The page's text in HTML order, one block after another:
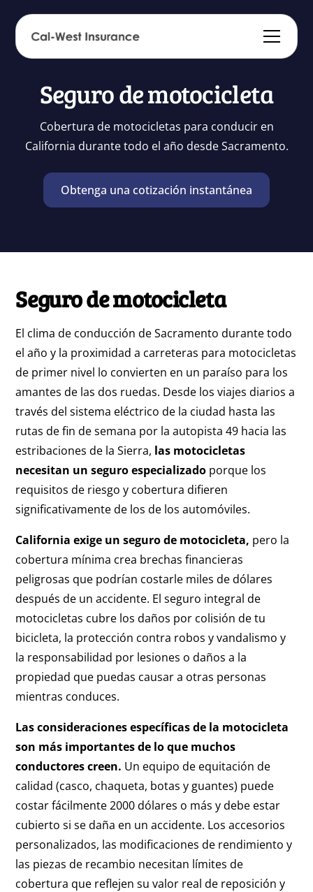
Seguro de motocicleta
Cobertura de motocicletas para conducir en
California durante todo el año desde Sacramento.
Obtenga una cotización instantánea
Seguro de motocicleta
El clima de conducción de Sacramento durante todo
el año y la proximidad a carreteras para motocicletas
de primer nivel lo convierten en un paraíso para los
amantes de las dos ruedas. Desde los viajes diarios a
través del sistema eléctrico de la ciudad hasta las
rutas de fin de semana por la autopista 49 hacia las
estribaciones de la Sierra, las motocicletas
necesitan un seguro especializado porque los
requisitos de riesgo y cobertura difieren
significativamente de los de los automóviles.
California exige un seguro de motocicleta, pero la
cobertura mínima crea brechas financieras
peligrosas que podrían costarle miles de dólares
después de un accidente. El seguro integral de
motocicletas cubre los daños por colisión de tu
bicicleta, la protección contra robos y vandalismo y
la responsabilidad por lesiones o daños a la
propiedad que puedas causar a otras personas
mientras conduces.
Las consideraciones específicas de la motocicleta
son más importantes de lo que muchos
conductores creen. Un equipo de equitación de
calidad (casco, chaqueta, botas y guantes) puede
costar fácilmente 2000 dólares o más y debe estar
cubierto si se daña en un accidente. Los accesorios
personalizados, las modificaciones de rendimiento y
las piezas de recambio necesitan límites de
cobertura que reflejen su valor real de reposición y